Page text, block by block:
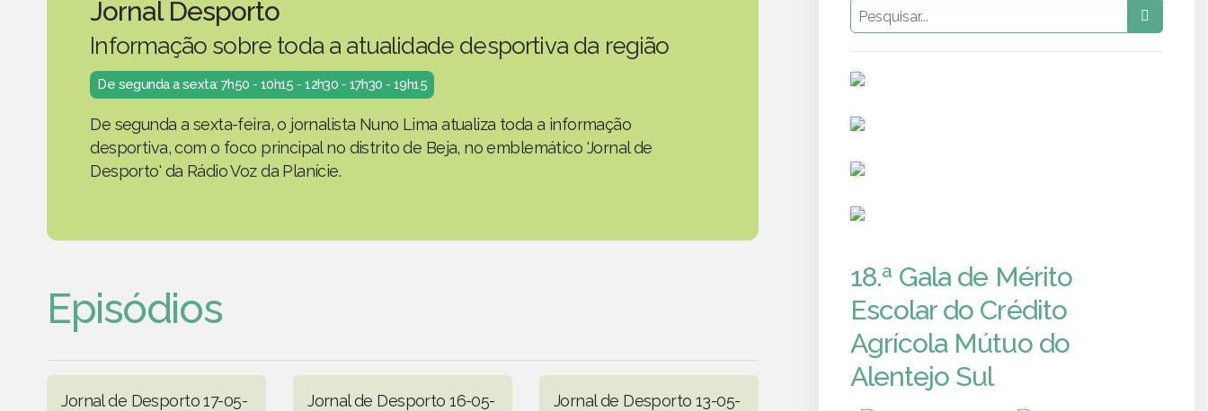
Jornal Desporto
Informação sobre toda a atualidade desportiva da região
De segunda a sexta: 7h50 - 10h15 - 12h30 - 17h30 - 19h15
De segunda a sexta-feira, o jornalista Nuno Lima atualiza toda a informação
desportiva, com o foco principal no distrito de Beja, no emblemático 'Jornal de
Desporto' da Rádio Voz da Planície.
Episódios
Jornal de Desporto 17-05-
Jornal de Desporto 16-05-
Jornal de Desporto 13-05-
18.ª Gala de Mérito
Escolar do Crédito
Agrícola Mútuo do
Alentejo Sul